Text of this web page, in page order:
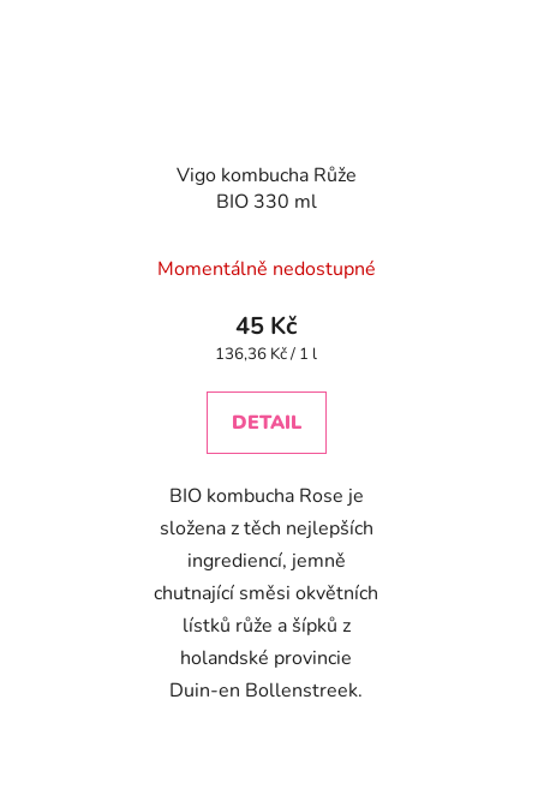
Vigo kombucha Růže
BIO 330 ml
Momentálně nedostupné
45 Kč
Měrná
136,36 Kč / 1 l
DETAIL
BIO kombucha Rose je
složena z těch nejlepších
ingrediencí, jemně
chutnající směsi okvětních
lístků růže a šípků z
holandské provincie
Duin-en Bollenstreek.